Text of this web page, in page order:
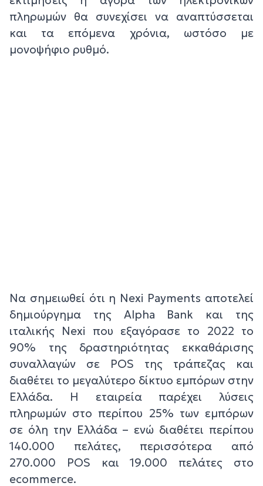
πληρωμών θα συνεχίσει να αναπτύσσεται
και τα επόμενα χρόνια, ωστόσο με
μονοψήφιο ρυθμό.
Να σημειωθεί ότι η Nexi Payments αποτελεί
δημιούργημα της Alpha Bank και της
ιταλικής Nexi που εξαγόρασε το 2022 το
90% της δραστηριότητας εκκαθάρισης
συναλλαγών σε POS της τράπεζας και
διαθέτει το μεγαλύτερο δίκτυο εμπόρων στην
Ελλάδα. Η εταιρεία παρέχει λύσεις
πληρωμών στο περίπου 25% των εμπόρων
σε όλη την Ελλάδα – ενώ διαθέτει περίπου
140.000 πελάτες, περισσότερα από
270.000 POS και 19.000 πελάτες στο
ecommerce.